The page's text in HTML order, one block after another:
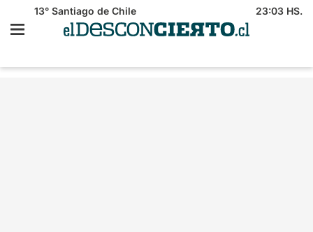
13° Santiago de Chile 23:03 HS.